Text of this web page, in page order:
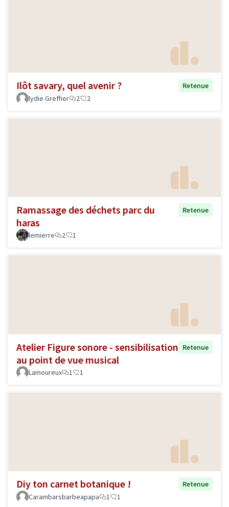
Ilôt savary, quel avenir ?
Retenue
lydie Greffier
2 2
Ramassage des déchets parc du
haras
Retenue
lemierre 2 1
Atelier Figure sonore - sensibilisation
au point de vue musical
Retenue
Lamoureux 1 1
Diy ton carnet botanique !
Retenue
Carambarsbarbeapapa
1 1